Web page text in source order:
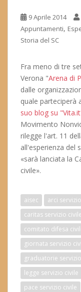
9 Aprile 2014
Appuntamenti,
Storia del SC
Fra meno di tre
Verona "Arena di
dalle
quale parteciperà
suo blog su
Movimento
rilegge l'art. 11
all'esperienza del
«sarà lanciata la
civile».
aisec arci
caritas servizio civile
comitato difesa
giornata servizio
graduatorie
legge servizio civile
pace servizio civile